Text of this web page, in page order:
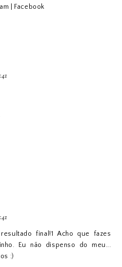
Facebook
final!1 Acho que fazes
Eu não dispenso do meu...
:)